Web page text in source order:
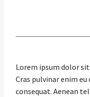
Lorem ipsum dolor
Cras pulvinar enim
consequat. Aenean